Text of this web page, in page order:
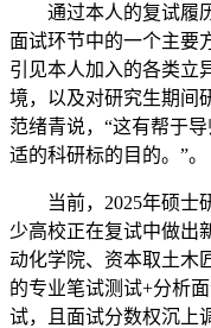
通过本人的复试履历
面试环节中的一个主要
引见本人加入的各类立
境，以及对研究生期间
范绪青说，“这有帮于
适的科研标的目的。”。
当前，2025年硕士研
少高校正在复试中做出
动化学院、资本取土木
的专业笔试测试+分析
试，且面试分数权沉上